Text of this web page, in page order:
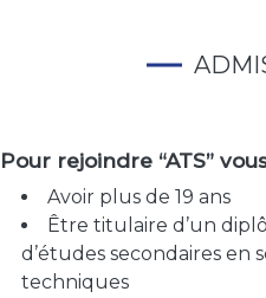
Pour rejoindre “ATS”
Avoir plus de 19 ans
Être titulaire d’un
d’études secondaires en
techniques